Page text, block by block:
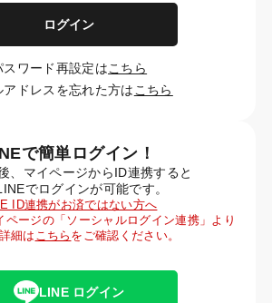
ログイン
スワード再設定はこちら
アドレスを忘れた方は こちら
で簡単ログイン！
、マイページからID連携すると
でログインが可能です。
ID連携がお済ではない方へ
ページの「ソーシャルログイン連携」より
細は こちら をご確認ください。
LINE ログイン